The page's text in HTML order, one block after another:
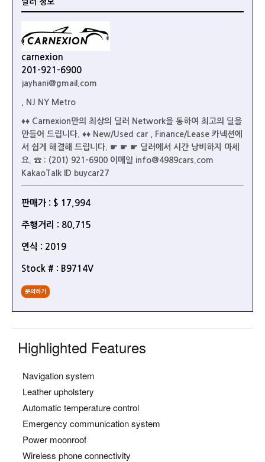
딜러 정보
carnexion
201-921-6900
jayhani@gmail.com
, NJ NY Metro
♦♦ Carnexion만의 최상의 딜러 Network을 통하여 최고의 딜을
만들어 드립니다. ♦♦ New/Used car , Finance/Lease 카넥션에
서 쉽게 해결해 드립니다. ☛ ☛ ☛ 딜러에서 시간 낭비하지 마세
요. ☎ : (201) 921-6900 이메일 info@4989cars.com
KakaoTalk ID buycar27
판매가 : $ 17,994
주행거리 : 80,715
연식 : 2019
Stock # : B9714V
문의하기
Highlighted Features
Navigation system
Leather upholstery
Automatic temperature control
Emergency communication system
Power moonroof
Wireless phone connectivity